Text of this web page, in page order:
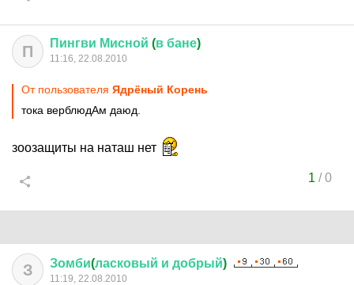
П Пингви Мисной (в бане)
11:16, 22.08.2010
От пользователя Ядрёный Корень
тока верблюдАм даюд.
зоозащиты на наташ нет
1 /0
З Зомби(ласковый и добрый)
11:19, 22.08.2010